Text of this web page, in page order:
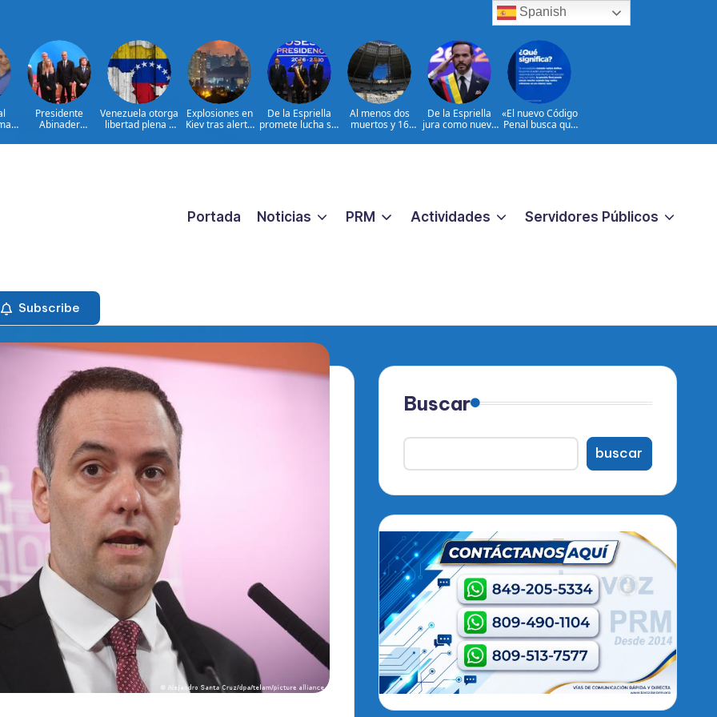
Presidente
Abinader
en Colombia y
Venezuela otorga
libertad plena a
Lourdes Afiuni
Explosiones en
Kiev tras alerta
balísticos
De la Espriella
promete lucha sin
narcoterrorismo
Al menos dos
muertos y 16
ataques rusos a
De la Espriella
jura como nuevo
Colombia
«El nuevo Código
Penal busca que
extremos no
Portada Noticias PRM Actividades Servidores Públicos
Subscribe
Buscar
buscar
Spanish